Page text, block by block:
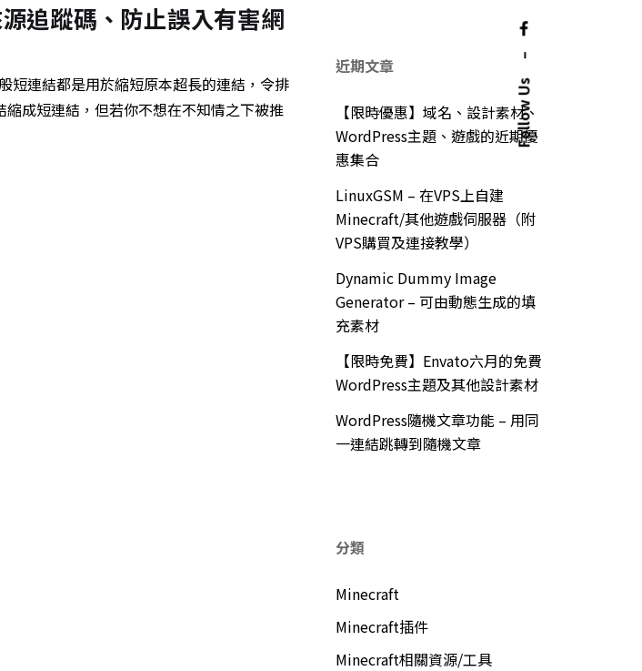
Follow Us
–
追蹤碼、防止誤入有害網
短連結都是用於縮短原本超長的連結，令排
成短連結，但若你不想在不知情之下被推
近期文章
【限時優惠】域名、設計素材、
WordPress主題、遊戲的近期優
惠集合
LinuxGSM – 在VPS上自建
Minecraft/其他遊戲伺服器（附
VPS購買及連接教學）
Dynamic Dummy Image
Generator – 可由動態生成的填
充素材
【限時免費】Envato六月的免費
WordPress主題及其他設計素材
WordPress隨機文章功能 – 用同
一連結跳轉到隨機文章
分類
Minecraft
Minecraft插件
Minecraft相關資源/工具